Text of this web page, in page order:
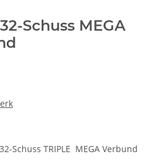
Schuss MEGA
Schuss TRIPLE MEGA Verbund